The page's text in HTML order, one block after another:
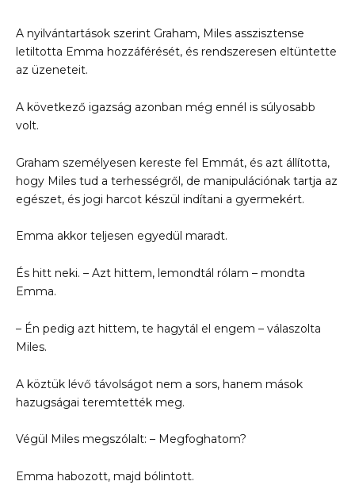
A nyilvántartások szerint Graham, Miles asszisztense
letiltotta Emma hozzáférését, és rendszeresen eltüntette
az üzeneteit.
A következő igazság azonban még ennél is súlyosabb
volt.
Graham személyesen kereste fel Emmát, és azt állította,
hogy Miles tud a terhességről, de manipulációnak tartja az
egészet, és jogi harcot készül indítani a gyermekért.
Emma akkor teljesen egyedül maradt.
És hitt neki. – Azt hittem, lemondtál rólam – mondta
Emma.
– Én pedig azt hittem, te hagytál el engem – válaszolta
Miles.
A köztük lévő távolságot nem a sors, hanem mások
hazugságai teremtették meg.
Végül Miles megszólalt: – Megfoghatom?
Emma habozott, majd bólintott.